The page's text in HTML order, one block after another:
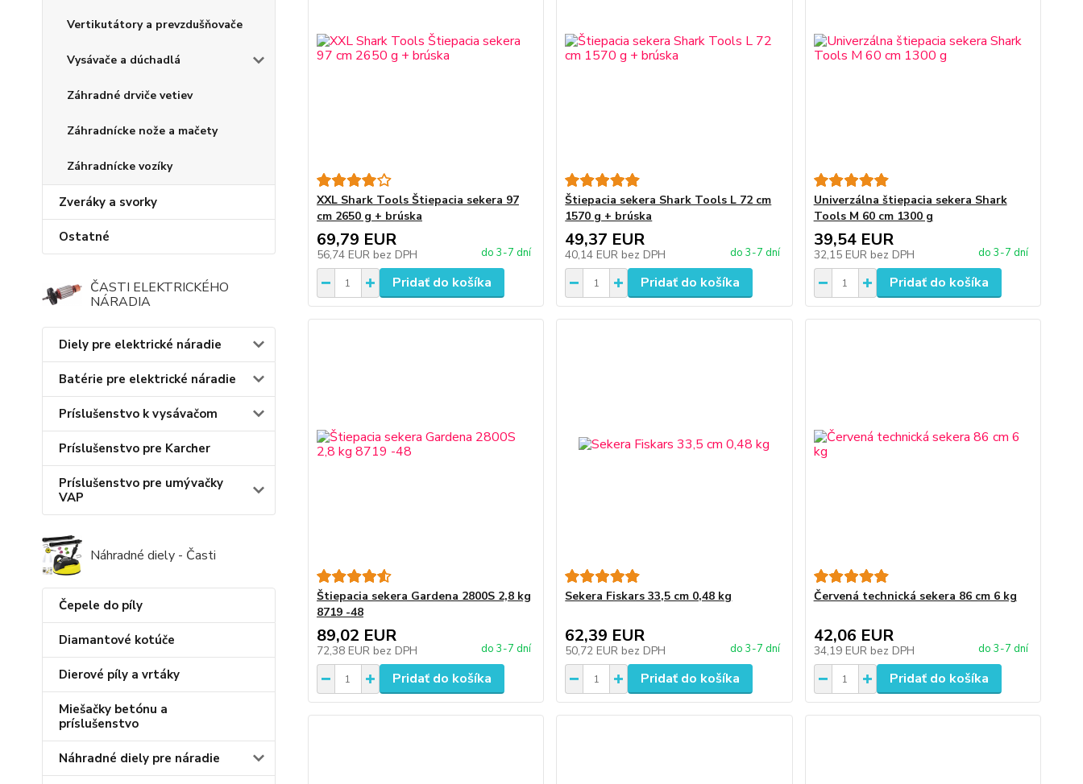
Vertikutátory a prevzdušňovače
Vysávače a dúchadlá
Záhradné drviče vetiev
Záhradnícke nože a mačety
Záhradnícke vozíky
Zveráky a svorky
Ostatné
ČASTI ELEKTRICKÉHO
NÁRADIA
Diely pre elektrické náradie
Batérie pre elektrické náradie
Príslušenstvo k vysávačom
Príslušenstvo pre Karcher
Príslušenstvo pre umývačky
VAP
Náhradné diely - Časti
Čepele do píly
Diamantové kotúče
Dierové píly a vrtáky
Miešačky betónu a
príslušenstvo
Náhradné diely pre náradie
XXL Shark Tools Štiepacia sekera 97
cm 2650 g + brúska
69,79 EUR
56,74 EUR bez DPH do 3-7 dní
Pridať do košíka
Štiepacia sekera Shark Tools L 72 cm
1570 g + brúska
49,37 EUR
40,14 EUR bez DPH do 3-7 dní
Pridať do košíka
Univerzálna štiepacia sekera Shark
Tools M 60 cm 1300 g
39,54 EUR
32,15 EUR bez DPH do 3-7 dní
Pridať do košíka
Štiepacia sekera Gardena 2800S 2,8 kg
8719 -48
89,02 EUR
72,38 EUR bez DPH do 3-7 dní
Pridať do košíka
Sekera Fiskars 33,5 cm 0,48 kg
62,39 EUR
50,72 EUR bez DPH do 3-7 dní
Pridať do košíka
Červená technická sekera 86 cm 6 kg
42,06 EUR
34,19 EUR bez DPH do 3-7 dní
Pridať do košíka